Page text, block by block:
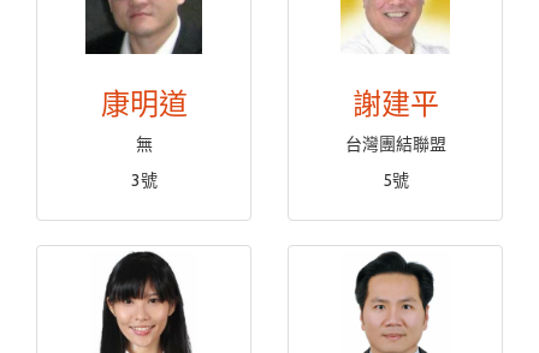
康明道
無
3號
謝建平
台灣團結聯盟
5號